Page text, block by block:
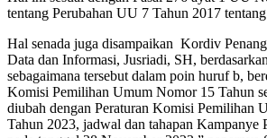
tentang Perubahan UU 7 Tahun 2017
Hal senada juga disampaikan Kordiv
Data dan Informasi, Jusriadi, SH,
sebagaimana tersebut dalam poin huruf b,
Komisi Pemilihan Umum Nomor 15 Tahun
diubah dengan Peraturan Komisi Pemilihan
Tahun 2023, jadwal dan tahapan Kampanye